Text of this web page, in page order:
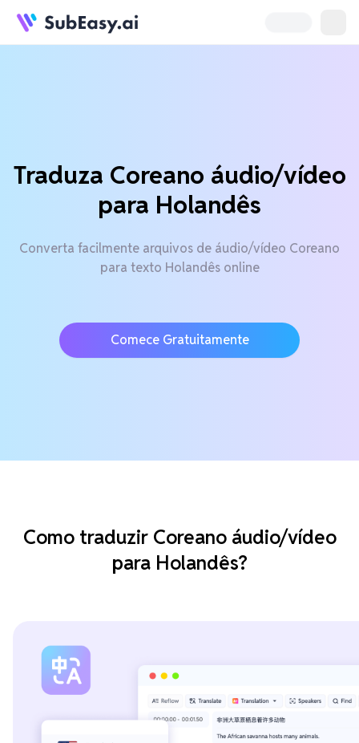
Traduza Coreano áudio/vídeo
para Holandês
Converta facilmente arquivos de áudio/vídeo Coreano
para texto Holandês online
Comece Gratuitamente
Como traduzir Coreano áudio/vídeo
para Holandês?